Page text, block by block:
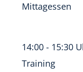
Mittagessen
14:00 - 15:30
Training